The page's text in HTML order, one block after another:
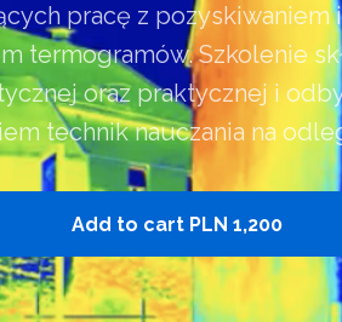
pracę z pozyskiwaniem i
termogramów. Szkolenie
oraz praktycznej i
technik nauczania na
Add to cart PLN 1,200